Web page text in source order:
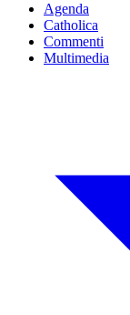
Agenda
Catholica
Commenti
Multimedia